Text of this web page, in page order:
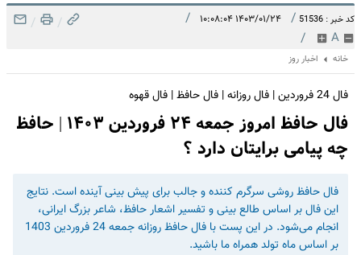
کد خبر : 51536 / ۱۴۰۳/۰۱/۲۴ ۱۰:۰۸:۰۴ /
A
/
/
/
خانه اخبار روز
فال 24 فروردین | فال روزانه | فال حافظ | فال قهوه
فال حافظ امروز جمعه ۲۴ فروردین ۱۴۰۳ | حافظ
چه پیامی برایتان دارد ؟
فال حافظ روشی سرگرم کننده و جالب برای پیش بینی آینده است. نتایج
این فال بر اساس طالع بینی و تفسیر اشعار حافظ، شاعر بزرگ ایرانی،
انجام می‌شود. در این پست با فال حافظ روزانه جمعه 24 فروردین 1403
بر اساس ماه تولد همراه ما باشید.